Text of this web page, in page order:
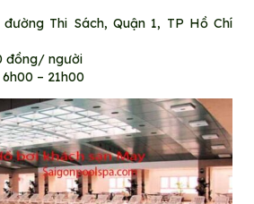
Thi Sách, Quận 1, TP Hồ Chí
đồng/ người
– 21h00